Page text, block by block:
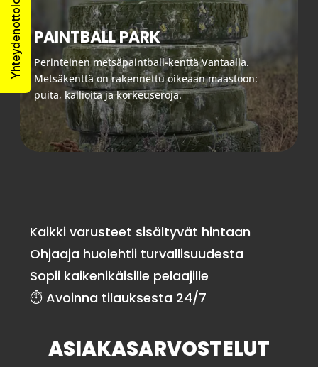
Yhteydenottolomake PAINTBALL PARK
Perinteinen metsäpaintball-kenttä Vantaalla.
Metsäkenttä on rakennettu oikeaan maastoon:
puita, kallioita ja korkeuseroja.
Kaikki varusteet sisältyvät hintaan
Ohjaaja huolehtii turvallisuudesta
Sopii kaikenikäisille pelaajille
⏱ Avoinna tilauksesta 24/7
ASIAKASARVOSTELUT